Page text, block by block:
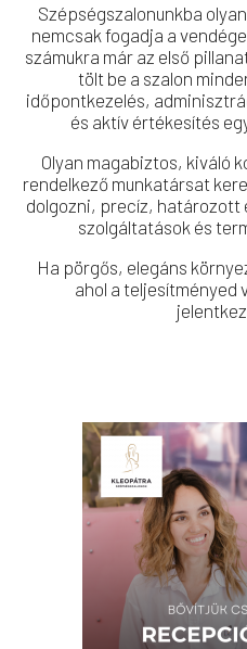
Szépségszalonunkba olyan
nemcsak fogadja a
számukra már az első
tölt be a szalon
időpontkezelés,
és aktív értékesítés
Olyan magabiztos, kiváló
rendelkező munkatársat
dolgozni, precíz, határozott
szolgáltatások és
Ha pörgős, elegáns
ahol a teljesítményed